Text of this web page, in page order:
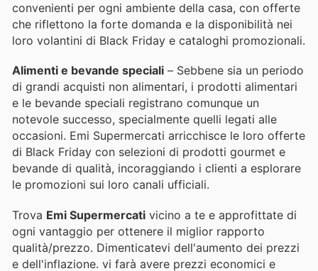
convenienti per ogni ambiente della casa, con offerte
che riflettono la forte domanda e la disponibilità nei
loro volantini di Black Friday e cataloghi promozionali.
Alimenti e bevande speciali – Sebbene sia un periodo
di grandi acquisti non alimentari, i prodotti alimentari
e le bevande speciali registrano comunque un
notevole successo, specialmente quelli legati alle
occasioni. Emi Supermercati arricchisce le loro offerte
di Black Friday con selezioni di prodotti gourmet e
bevande di qualità, incoraggiando i clienti a esplorare
le promozioni sui loro canali ufficiali.
Trova Emi Supermercati vicino a te e approfittate di
ogni vantaggio per ottenere il miglior rapporto
qualità/prezzo. Dimenticatevi dell'aumento dei prezzi
e dell'inflazione. vi farà avere prezzi economici e